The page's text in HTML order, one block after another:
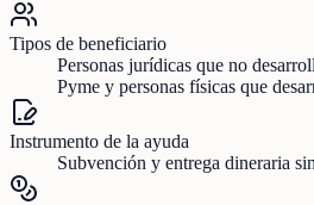
Tipos de beneficiario
Personas jurídicas que no
Pyme y personas físicas que
Instrumento de la ayuda
Subvención y entrega dineraria